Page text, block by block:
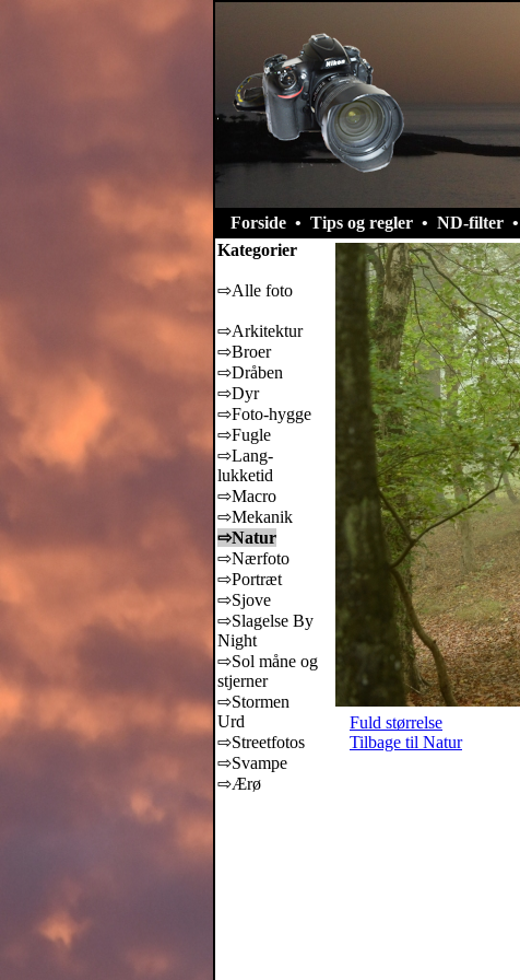
Forside • Tips og regler • ND-filter •
Kategorier
⇨Alle foto
⇨Arkitektur
⇨Broer
⇨Dråben
⇨Dyr
⇨Foto-hygge
⇨Fugle
⇨Lang-
lukketid
⇨Macro
⇨Mekanik
⇨Natur
⇨Nærfoto
⇨Portræt
⇨Sjove
⇨Slagelse By
Night
⇨Sol måne og
stjerner
⇨Stormen
Urd
⇨Streetfotos
⇨Svampe
⇨Ærø
Fuld størrelse
Tilbage til Natur